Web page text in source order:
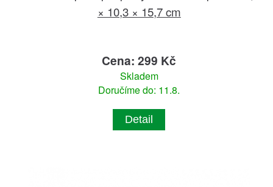
× 10,3 × 15,7 cm
Cena: 299 Kč
Skladem
Doručíme do: 11.8.
Detail